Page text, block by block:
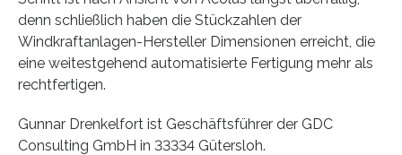
denn schließlich haben die Stückzahlen der
Windkraftanlagen-Hersteller Dimensionen erreicht, die
eine weitestgehend automatisierte Fertigung mehr als
rechtfertigen.
Gunnar Drenkelfort ist Geschäftsführer der GDC
Consulting GmbH in 33334 Gütersloh.